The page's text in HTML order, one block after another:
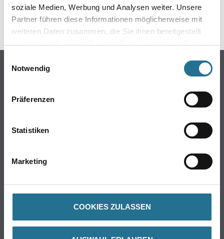
soziale Medien, Werbung und Analysen weiter. Unsere
Partner führen diese Informationen möglicherweise mit
weiteren Daten zusammen, die Sie ihnen bereitgestellt
haben oder die sie im Rahmen Ihrer Nutzung der Dienste
Notwendig
Präferenzen
Statistiken
Marketing
COOKIES ZULASSEN
ZURÜCK ZUM ONLINE-SHOP
Online-Shop
WDV-Systeme
Putze- und Spachtelmassen
Werkzeug & Maschinen
Verbrauchsmaterialien
Unternehmen